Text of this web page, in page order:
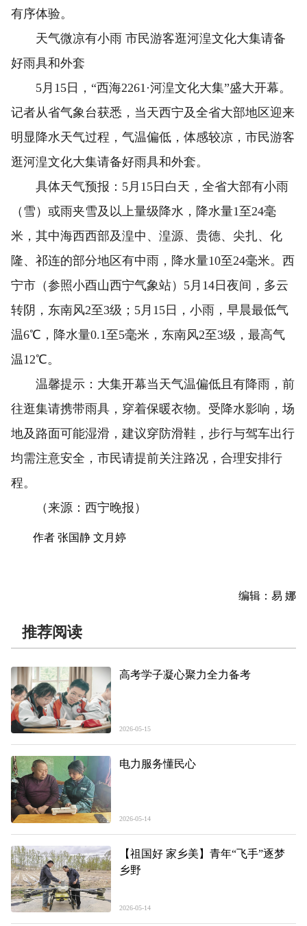
有序体验。
天气微凉有小雨 市民游客逛河湟文化大集请备
好雨具和外套
5月15日，“西海2261·河湟文化大集”盛大开幕。
记者从省气象台获悉，当天西宁及全省大部地区迎来
明显降水天气过程，气温偏低，体感较凉，市民游客
逛河湟文化大集请备好雨具和外套。
具体天气预报：5月15日白天，全省大部有小雨
（雪）或雨夹雪及以上量级降水，降水量1至24毫
米，其中海西西部及湟中、湟源、贵德、尖扎、化
隆、祁连的部分地区有中雨，降水量10至24毫米。西
宁市（参照小酉山西宁气象站）5月14日夜间，多云
转阴，东南风2至3级；5月15日，小雨，早晨最低气
温6℃，降水量0.1至5毫米，东南风2至3级，最高气
温12℃。
温馨提示：大集开幕当天气温偏低且有降雨，前
往逛集请携带雨具，穿着保暖衣物。受降水影响，场
地及路面可能湿滑，建议穿防滑鞋，步行与驾车出行
均需注意安全，市民请提前关注路况，合理安排行
程。
（来源：西宁晚报）
作者 张国静 文月婷
编辑：易 娜
推荐阅读
高考学子凝心聚力全力备考
2026-05-15
电力服务懂民心
2026-05-14
【祖国好 家乡美】青年“飞手”逐梦
乡野
2026-05-14